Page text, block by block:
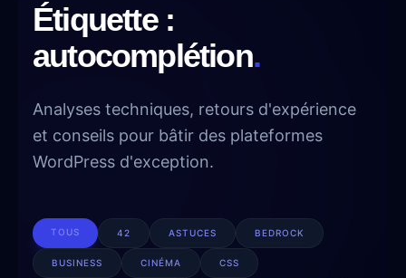
Étiquette :
autocomplétion.
Analyses techniques, retours d'expérience
et conseils pour bâtir des plateformes
WordPress d'exception.
TOUS 42 ASTUCES BEDROCK
BUSINESS CINÉMA CSS